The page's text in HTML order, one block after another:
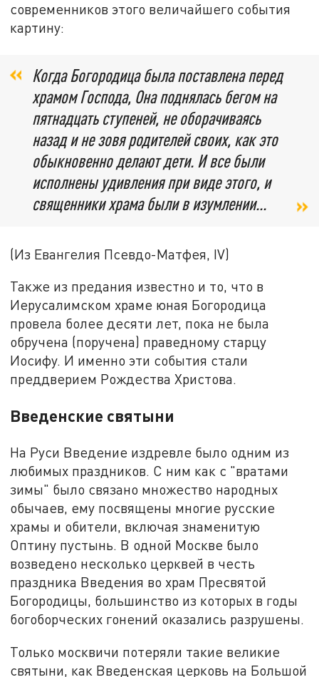
современников этого величайшего события
картину:
Когда Богородица была поставлена перед
храмом Господа, Она поднялась бегом на
пятнадцать ступеней, не оборачиваясь
назад и не зовя родителей своих, как это
обыкновенно делают дети. И все были
исполнены удивления при виде этого, и
священники храма были в изумлении...
(Из Евангелия Псевдо-Матфея, IV)
Также из предания известно и то, что в
Иерусалимском храме юная Богородица
провела более десяти лет, пока не была
обручена (поручена) праведному старцу
Иосифу. И именно эти события стали
преддверием Рождества Христова.
Введенские святыни
На Руси Введение издревле было одним из
любимых праздников. С ним как с "вратами
зимы" было связано множество народных
обычаев, ему посвящены многие русские
храмы и обители, включая знаменитую
Оптину пустынь. В одной Москве было
возведено несколько церквей в честь
праздника Введения во храм Пресвятой
Богородицы, большинство из которых в годы
богоборческих гонений оказались разрушены.
Только москвичи потеряли такие великие
святыни, как Введенская церковь на Большой